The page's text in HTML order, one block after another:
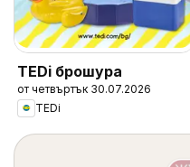
TEDi брошура
от четвъртък 30.07.2026
TEDi